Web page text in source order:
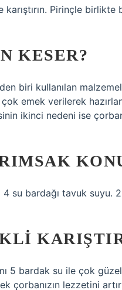
karıştırın. Pirinçle
KESER?
biri kullanılan
emek verilerek
ikinci nedeni ise
su bardağı tavuk suyu.
5 bardak su ile çok
çorbanızın lezzetini